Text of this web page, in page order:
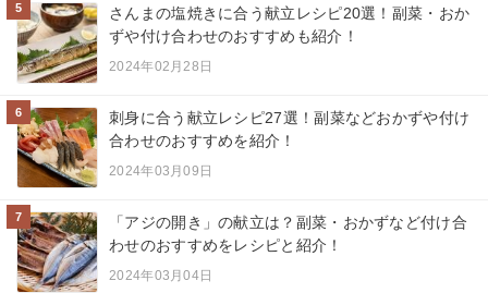
5
さんまの塩焼きに合う献立レシピ20選！副菜・おか
ずや付け合わせのおすすめも紹介！
2024年02月28日
6
刺身に合う献立レシピ27選！副菜などおかずや付け
合わせのおすすめを紹介！
2024年03月09日
7
「アジの開き」の献立は？副菜・おかずなど付け合
わせのおすすめをレシピと紹介！
2024年03月04日